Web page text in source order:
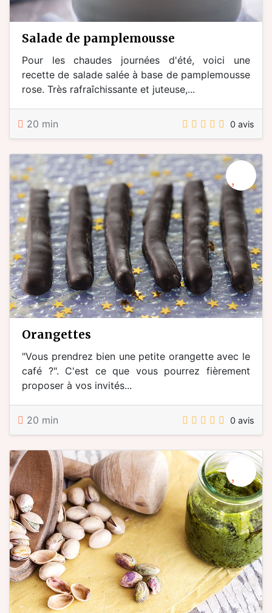
salade de pamplemousse
Pour les chaudes journées d'été, voici une
recette de salade salée à base de pamplemousse
rose. Très rafraîchissante et juteuse,...
20 min 0 avis
orangettes
"Vous prendrez bien une petite orangette avec le
café ?". C'est ce que vous pourrez fièrement
proposer à vos invités...
20 min 0 avis